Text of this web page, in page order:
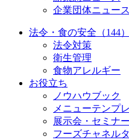
企業団体ニュース
法令・食の安全（144）
法令対策
衛生管理
食物アレルギー
お役立ち
ノウハウブック
メニューテンプ
展示会・セミナー
フーズチャネル